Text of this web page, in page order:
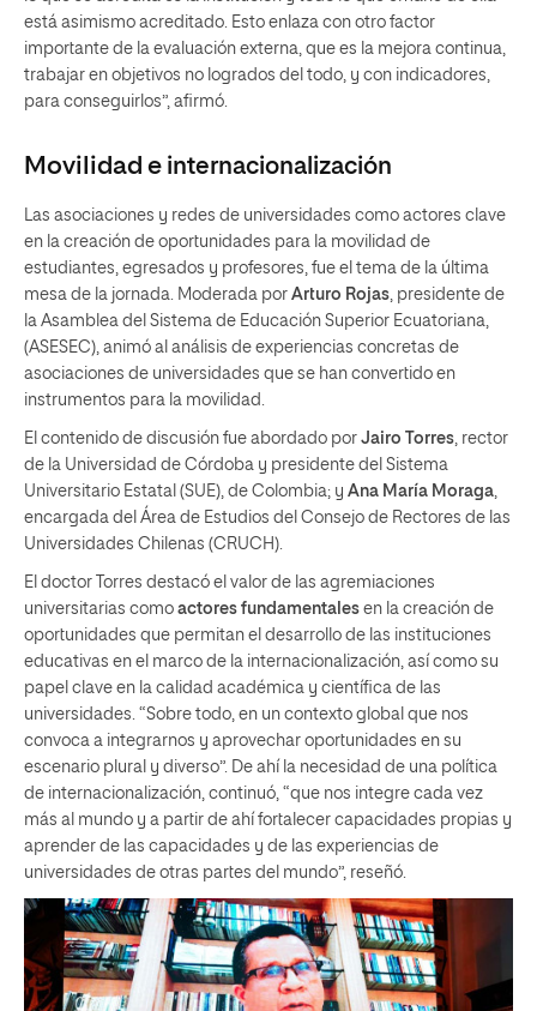
está asimismo acreditado. Esto enlaza con otro factor
importante de la evaluación externa, que es la mejora continua,
trabajar en objetivos no logrados del todo, y con indicadores,
para conseguirlos”, afirmó.
Movilidad einternacionalización
Las asociaciones y redes de universidades como actores clave
en la creación de oportunidades para la movilidad de
estudiantes, egresados y profesores, fue el tema de la última
mesa de la jornada. Moderada por Arturo Rojas , presidente de
la Asamblea del Sistema de Educación Superior Ecuatoriana,
(ASESEC), animó al análisis de experiencias concretas de
asociaciones de universidades que se han convertido en
instrumentos para la movilidad.
El contenido de discusión fue abordado por Jairo Torres , rector
de la Universidad de Córdoba y presidente del Sistema
Universitario Estatal (SUE), de Colombia; y Ana María Moraga
encargada del Área de Estudios del Consejo de Rectores de las
Universidades Chilenas (CRUCH).
El doctor Torres destacó el valor de las agremiaciones
universitarias como actores fundamentales en la creación de
oportunidades que permitan el desarrollo de las instituciones
educativas en el marco de la internacionalización, así como su
papel clave en la calidad académica y científica de las
universidades. “Sobre todo, en un contexto global que nos
convoca a integrarnos y aprovechar oportunidades en su
escenario plural y diverso”. De ahí la necesidad de una política
de internacionalización, continuó, “que nos integre cada vez
más al mundo y a partir de ahí fortalecer capacidades propias y
aprender de las capacidades y de las experiencias de
universidades de otras partes del mundo”, reseñó.